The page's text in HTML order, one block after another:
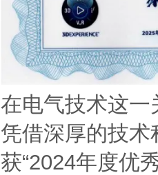
在电气技术这
凭借深厚的技
获“2024年度优